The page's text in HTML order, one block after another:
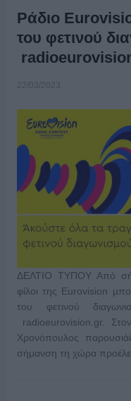
Ράδιο
του φετινού
22/03/2023
ΔΕΛΤΙΟ ΤΥΠΟΥ Από
φίλοι της Eurovision
του φετινού
radioeurovision.gr.
Χρονόπουλος
σήμανση τη χώρα